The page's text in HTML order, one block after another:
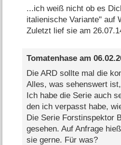
...ich weiß nicht ob es
italienische Variante" auf
Zuletzt lief sie am
Tomatenhaseam
Die ARD sollte mal die
Alles, was sehenswert
Ich habe die Serie auch
den ich verpasst habe,
Die Serie Forstinspektor
gesehen. Auf Anfrage
sie gerne. Für was?